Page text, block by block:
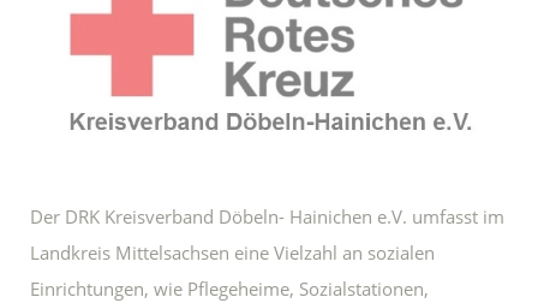
Der DRK Kreisverband Döbeln- Hainichen e.V. umfasst im
Landkreis Mittelsachsen eine Vielzahl an sozialen
Einrichtungen, wie Pflegeheime, Sozialstationen,